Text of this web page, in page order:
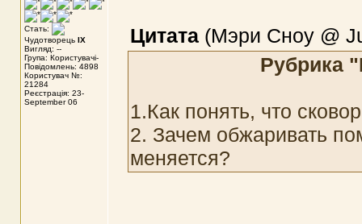
Стать:
Чудотворець IX
Вигляд: --
Група: Користувачі-
Повідомлень: 4898
Користувач №:
21284
Реєстрація: 23-
September 06
Цитата (Мэри Сноу @
Рубрика
1.Как понять, что
2. Зачем обжаривать
меняется?